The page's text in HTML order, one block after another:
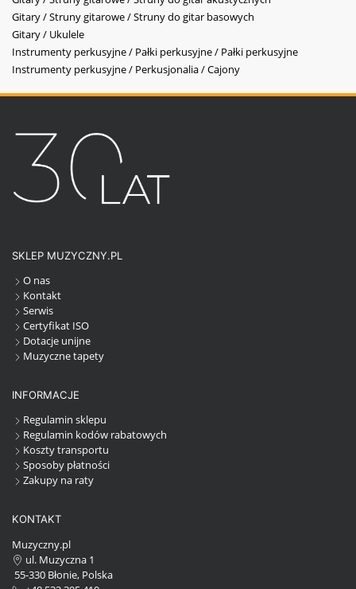
Gitary / Struny gitarowe / Struny do gitar basowych
Gitary / Ukulele
Instrumenty perkusyjne / Pałki perkusyjne / Pałki perkusyjne
Instrumenty perkusyjne / Perkusjonalia / Cajony
SKLEP MUZYCZNY.PL
O nas
Kontakt
Serwis
Certyfikat ISO
Dotacje unijne
Muzyczne tapety
INFORMACJE
Regulamin sklepu
Regulamin kodów rabatowych
Koszty transportu
Sposoby płatności
Zakupy na raty
KONTAKT
Muzyczny.pl
ul. Muzyczna 1
55-330 Błonie, Polska